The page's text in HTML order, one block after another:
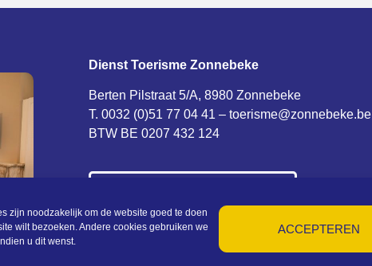
zijn noodzakelijk om de website goed te doen
wilt bezoeken. Andere cookies gebruiken we
u dit wenst.
ACCEPTEREN
Dienst Toerisme Zonnebeke
Berten Pilstraat 5/A, 8980 Zonnebeke
T. 0032 (0)51 77 04 41 –toerisme@zonnebeke.be
BTW BE 0207 432 124
(c) Toerisme Zonnebeke